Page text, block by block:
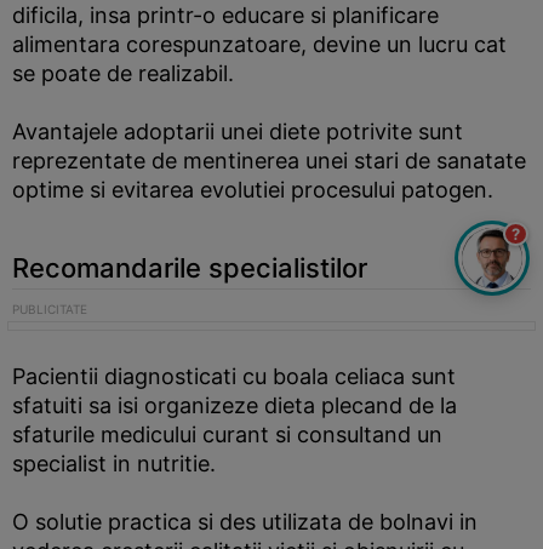
dificila, insa printr-o educare si planificare
alimentara corespunzatoare, devine un lucru cat
se poate de realizabil.
Avantajele adoptarii unei diete potrivite sunt
reprezentate de mentinerea unei stari de sanatate
optime si evitarea evolutiei procesului patogen.
Recomandarile specialistilor
Pacientii diagnosticati cu boala celiaca sunt
sfatuiti sa isi organizeze dieta plecand de la
sfaturile medicului curant si consultand un
specialist in nutritie.
O solutie practica si des utilizata de bolnavi in
?